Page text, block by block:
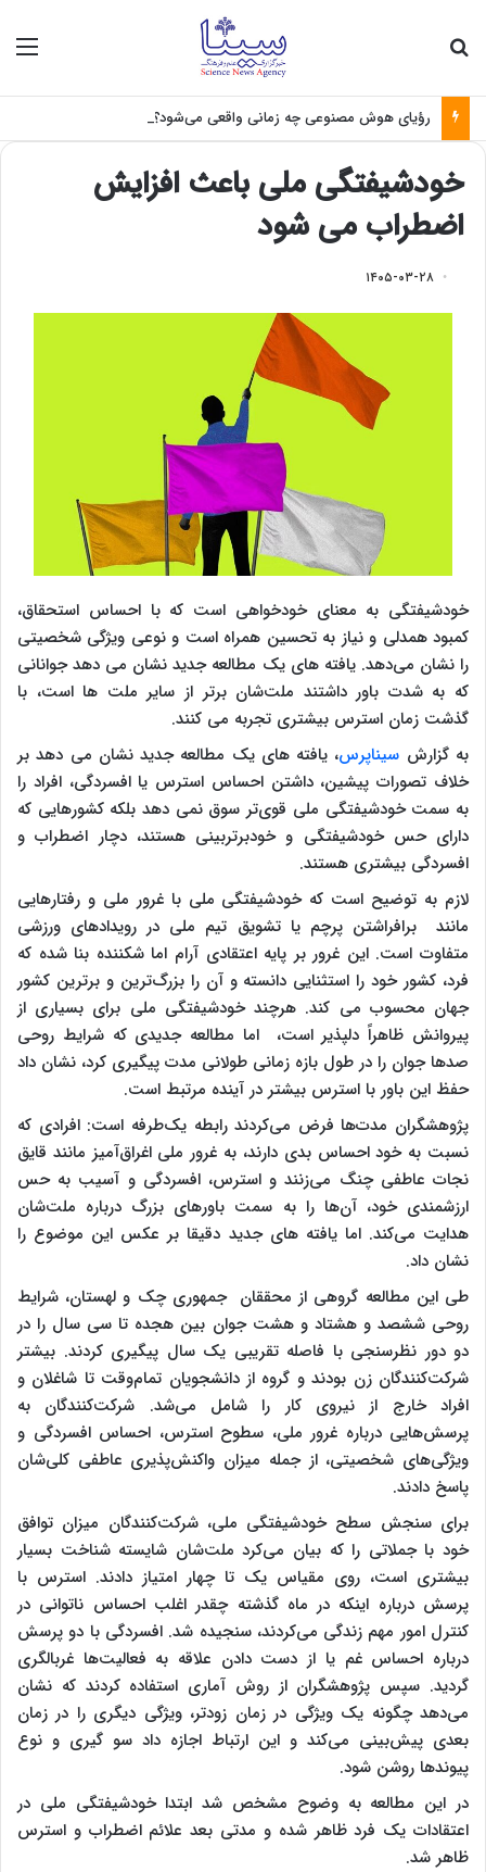
رؤیای هوش مصنوعی چه زمانی واقعی می‌شود؟
خودشیفتگی ملی باعث افزایش
اضطراب می شود
۱۴۰۵-۰۳-۲۸
خودشیفتگی به معنای خودخواهی است که با احساس استحقاق،
کمبود همدلی و نیاز به تحسین همراه است و نوعی ویژگی شخصیتی
را نشان می‌دهد. یافته های یک مطالعه جدید نشان می دهد جوانانی
که به شدت باور داشتند ملت‌شان برتر از سایر ملت ها است، با
گذشت زمان استرس بیشتری تجربه می کنند.
به گزارش سیناپرس، یافته های یک مطالعه جدید نشان می دهد بر
خلاف تصورات پیشین، داشتن احساس استرس یا افسردگی، افراد را
به سمت خودشیفتگی ملی قوی‌تر سوق نمی دهد بلکه کشورهایی که
دارای حس خودشیفتگی و خودبرتربینی هستند، دچار اضطراب و
افسردگی بیشتری هستند.
لازم به توضیح است که خودشیفتگی ملی با غرور ملی و رفتارهایی
مانند برافراشتن پرچم یا تشویق تیم ملی در رویدادهای ورزشی
متفاوت است. این غرور بر پایه اعتقادی آرام اما شکننده بنا شده که
فرد، کشور خود را استثنایی دانسته و آن را بزرگ‌ترین و برترین کشور
جهان محسوب می کند. هرچند خودشیفتگی ملی برای بسیاری از
پیروانش ظاهراً دلپذیر است، اما مطالعه جدیدی که شرایط روحی
صدها جوان را در طول بازه زمانی طولانی مدت پیگیری کرد، نشان داد
حفظ این باور با استرس بیشتر در آینده مرتبط است.
پژوهشگران مدت‌ها فرض می‌کردند رابطه یک‌طرفه است: افرادی که
نسبت به خود احساس بدی دارند، به غرور ملی اغراق‌آمیز مانند قایق
نجات عاطفی چنگ می‌زنند و استرس، افسردگی و آسیب به حس
ارزشمندی خود، آن‌ها را به سمت باورهای بزرگ درباره ملت‌شان
هدایت می‌کند. اما یافته های جدید دقیقا بر عکس این موضوع را
نشان داد.
طی این مطالعه گروهی از محققان جمهوری چک و لهستان، شرایط
روحی ششصد و هشتاد و هشت جوان بین هجده تا سی سال را در
دو دور نظرسنجی با فاصله تقریبی یک سال پیگیری کردند. بیشتر
شرکت‌کنندگان زن بودند و گروه از دانشجویان تمام‌وقت تا شاغلان و
افراد خارج از نیروی کار را شامل می‌شد. شرکت‌کنندگان به
پرسش‌هایی درباره غرور ملی، سطوح استرس، احساس افسردگی و
ویژگی‌های شخصیتی، از جمله میزان واکنش‌پذیری عاطفی کلی‌شان
پاسخ دادند.
برای سنجش سطح خودشیفتگی ملی، شرکت‌کنندگان میزان توافق
خود با جملاتی را که بیان می‌کرد ملت‌شان شایسته شناخت بسیار
بیشتری است، روی مقیاس یک تا چهار امتیاز دادند. استرس با
پرسش درباره اینکه در ماه گذشته چقدر اغلب احساس ناتوانی در
کنترل امور مهم زندگی می‌کردند، سنجیده شد. افسردگی با دو پرسش
درباره احساس غم یا از دست دادن علاقه به فعالیت‌ها غربالگری
گردید. سپس پژوهشگران از روش آماری استفاده کردند که نشان
می‌دهد چگونه یک ویژگی در زمان زودتر، ویژگی دیگری را در زمان
بعدی پیش‌بینی می‌کند و این ارتباط اجازه داد سو گیری و نوع
پیوندها روشن شود.
در این مطالعه به وضوح مشخص شد ابتدا خودشیفتگی ملی در
اعتقادات یک فرد ظاهر شده و مدتی بعد علائم اضطراب و استرس
ظاهر شد.